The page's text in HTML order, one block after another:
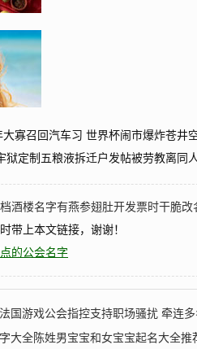
召回汽车习 世界杯闹市爆炸苍井
狱定制五粮液拆迁户发帖被劳教离同
酒楼名字有燕参翅肚开发票时干脆改
带上本文链接，谢谢！
的公会名字
国游戏公会指控支持职场骚扰 牵连
大全陈姓男宝宝和女宝宝起名大全推